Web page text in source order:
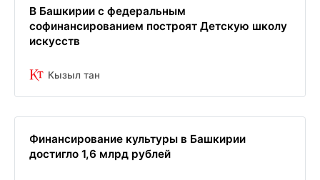
В Башкирии с федеральным
софинансированием построят Детскую школу
искусств
Кызыл тан
Финансирование культуры в Башкирии
достигло 1,6 млрд рублей